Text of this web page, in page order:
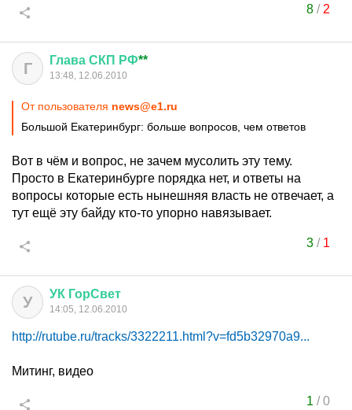
8/ 2
Г Глава СКП РФ**
13:48, 12.06.2010
От пользователя news@e1.ru
Большой Екатеринбург: больше вопросов, чем ответов
Вот в чём и вопрос, не зачем мусолить эту тему.
Просто в Екатеринбурге порядка нет, и ответы на
вопросы которые есть нынешняя власть не отвечает, а
тут ещё эту байду кто-то упорно навязывает.
3/ 1
У УК ГорСвет
14:05, 12.06.2010
http://rutube.ru/tracks/3322211.html?v=fd5b32970a9...
Митинг, видео
1 /0